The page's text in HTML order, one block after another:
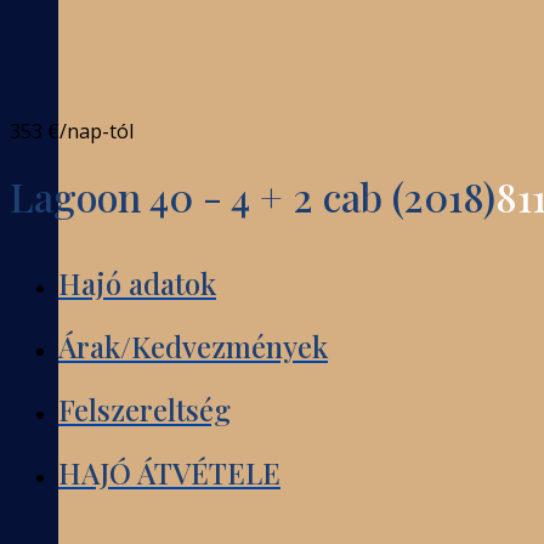
353 €/nap-tól
Lagoon 40 - 4 + 2 cab (2018)
Hajó adatok
Árak/Kedvezmények
Felszereltség
HAJÓ ÁTVÉTELE